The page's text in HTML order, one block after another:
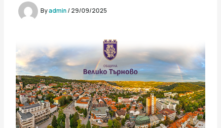
Byadmin/ 29/09/2025